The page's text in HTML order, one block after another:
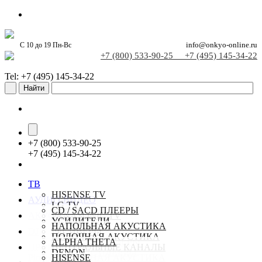
С 10 до 19 Пн-Вс info@onkyo-online.ru
+7 (800) 533-90-25 +7 (495) 145-34-22
Tel: +7 (495) 145-34-22
+7 (800) 533-90-25
+7 (495) 145-34-22
ТВ
HISENSE TV
LG TV
PANASONIC TV
SAMSUNG TV
SONY TV
TCL TV
Pioneer-online.ru
АУДИО-ВИДЕО
CD / SACD ПЛЕЕРЫ
УСИЛИТЕЛИ
РЕСИВЕРЫ
СТЕРЕО РЕСИВЕРЫ
СЕТЕВЫЕ ПЛЕЕРЫ
АКУСТИКА
НАПОЛЬНАЯ АКУСТИКА
ПОЛОЧНАЯ АКУСТИКА
ЦЕНТРАЛЬНЫЕ КАНАЛЫ
НАСТЕННАЯ АКУСТИКА
ALPHA THETA
DENON
ПРОЕКТОРЫ
HISENSE